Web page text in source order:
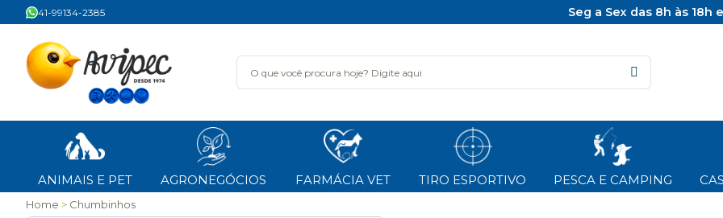
41-99134-2385 Seg a Sex das 8h às 18h
ANIMAIS E PET AGRONEGÓCIOS FARMÁCIA VET TIRO ESPORTIVO PESCA E CAMPING
Home Chumbinhos